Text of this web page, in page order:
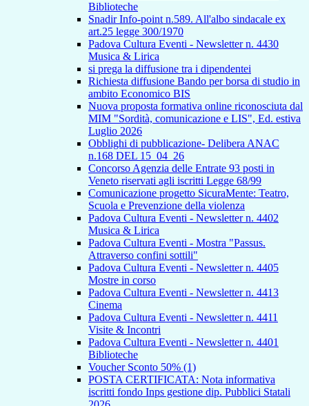
Biblioteche
Snadir Info-point n.589. All'albo sindacale ex
art.25 legge 300/1970
Padova Cultura Eventi - Newsletter n. 4430
Musica & Lirica
si prega la diffusione tra i dipendentei
Richiesta diffusione Bando per borsa di studio in
ambito Economico BIS
Nuova proposta formativa online riconosciuta dal
MIM "Sordità, comunicazione e LIS", Ed. estiva
Luglio 2026
Obblighi di pubblicazione- Delibera ANAC
n.168 DEL 15_04_26
Concorso Agenzia delle Entrate 93 posti in
Veneto riservati agli iscritti Legge 68/99
Comunicazione progetto SicuraMente: Teatro,
Scuola e Prevenzione della violenza
Padova Cultura Eventi - Newsletter n. 4402
Musica & Lirica
Padova Cultura Eventi - Mostra "Passus.
Attraverso confini sottili"
Padova Cultura Eventi - Newsletter n. 4405
Mostre in corso
Padova Cultura Eventi - Newsletter n. 4413
Cinema
Padova Cultura Eventi - Newsletter n. 4411
Visite & Incontri
Padova Cultura Eventi - Newsletter n. 4401
Biblioteche
Voucher Sconto 50% (1)
POSTA CERTIFICATA: Nota informativa
iscritti fondo Inps gestione dip. Pubblici Statali